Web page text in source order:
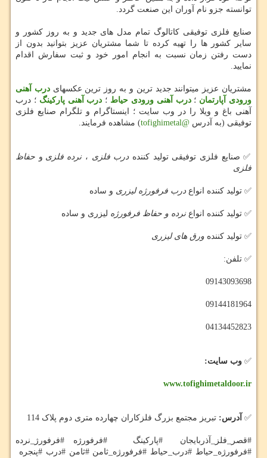
توانسته جزو نام آوران این صنعت گردد.
صنایع فلزی توفیقی کاتالوگ تمام مدل های جدید و به روز کشور و
سایر کشور ها را تهیه کرده تا شما مشتریان عزیز بتوانید بدون از
دست رفتن زمان نسبت به انجام امور خود و ثبت سفارش اقدام
نمایید.
مشتریان عزیز میتوانند جدید ترین و به روز ترین عکسهایدرب آهنی
ورودی آپارتمان ؛درب آهنی ورودی حیاط ؛ درب آهنی پارکینگ ؛ درب
آهنی باغ و ویلا را در وب سایت ؛ اینستاگرام و تلگرام صنایع فلزی
توفیقی (به آدرس @tofighimetal ) مشاهده فرمایند.
✅ صنایع فلزی توفیقی تولید کننده درب فلزی ،نرده فلزی و حفاظ
فلزی
✅ تولید کننده انواع درب فرفورژه لیزری و ساده
✅ تولید کننده انواعنرده و حفاظ فرفورژه لیزری و ساده
✅ تولید کننده ورق های لیزری
✅ تلفن:
09143093698
09144181964
04134452823
✅ وب سایت:
www.tofighimetaldoor.ir
✅ آدرس: تبریز مجتمع بزرگ فلزکاران چهارده متری دوم پلاک 114
#قصر_فلز_آذربایجان #پارکینگ #فرفورژه #فرفورژ_نرده
#فرفورژه_حیاط #درب_حیاط #فرفورژه_ثامن #ثامن #درب #پنجره